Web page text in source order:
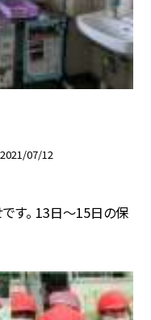
2021/07/12
す。 13日〜15日の保